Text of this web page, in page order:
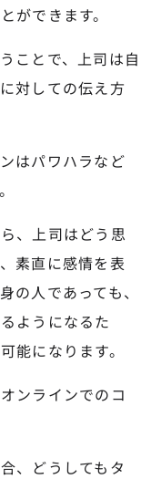
ができます。
ことで、上司は自
対しての伝え方
はパワハラなど
、上司はどう思
素直に感情を表
の人であっても、
ようになるた
能になります。
ンラインでのコ
、どうしてもタ